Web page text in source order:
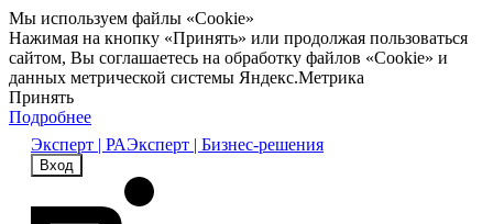
Мы используем файлы «Cookie»
Нажимая на кнопку «Принять» или продолжая пользоваться
сайтом, Вы соглашаетесь на обработку файлов «Cookie» и
данных метрической системы Яндекс.Метрика
Принять
Подробнее
Эксперт | РАЭксперт | Бизнес-решения
Вход